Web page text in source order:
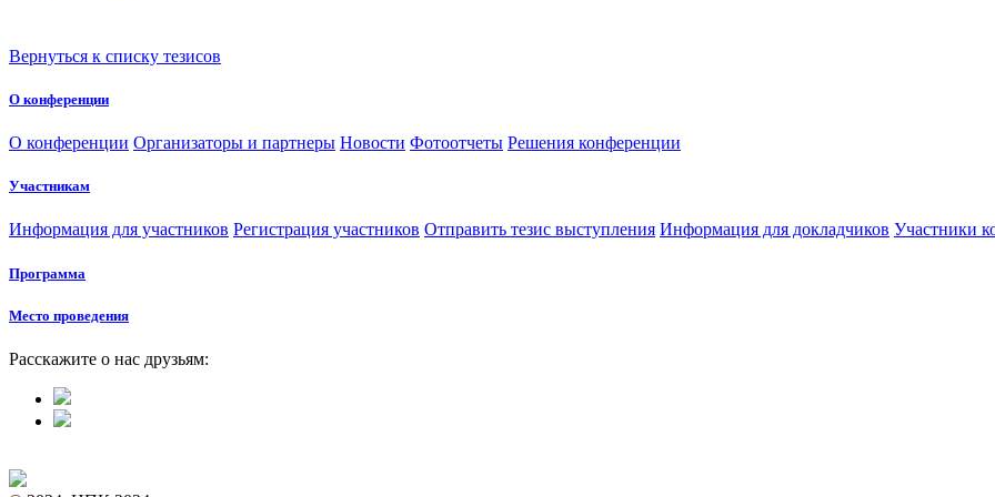
Вернуться к списку тезисов
О конференции
О конференции Организаторы и партнеры Новости Фотоотчеты Решения конференции
Участникам
Информация для участников Регистрация участников Отправить тезис выступления Информация для докладчиков Участники
Программа
Место проведения
Расскажите о нас друзьям: